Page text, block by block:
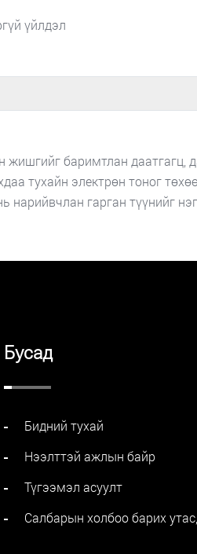
үйлдэл
баримтлан даатгагц,
тухайн электрөн тоног
нарийвчлан гарган түүнийг
Бусад
Бидний тухай
Нээлттэй ажлын байр
Түгээмэл асуулт
Салбарын холбоо барих